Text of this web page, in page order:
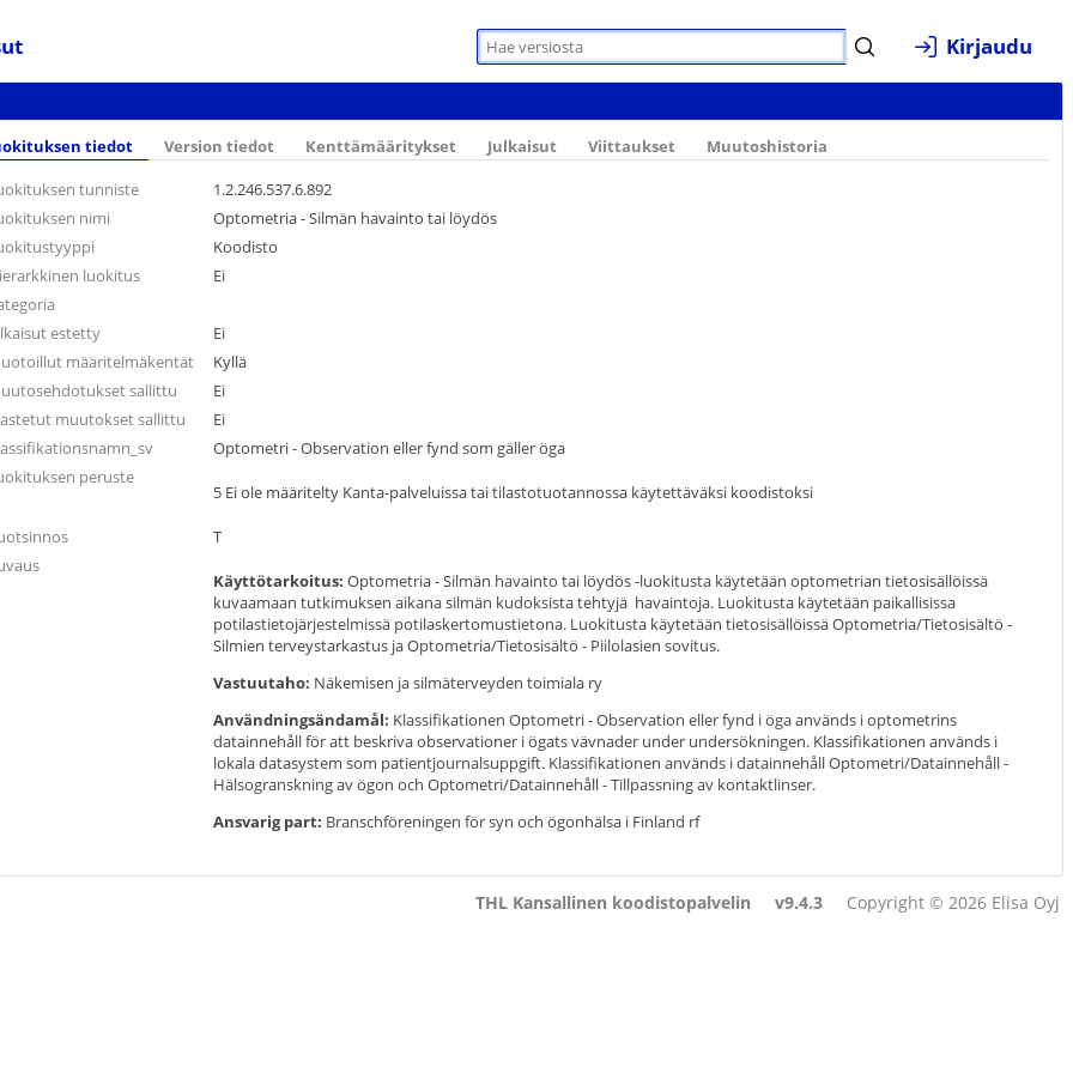
Kirjaudu
tiedot Version tiedot Kenttämääritykset Julkaisut Viittaukset Muutoshistoria
tunniste
1.2.246.537.6.892
nimi
Optometria - Silmän havainto tai löydös
Koodisto
luokitus
Ei
estetty
Ei
määritelmäkentät
Kyllä
sallittu
Ei
muutokset sallittu
Ei
Optometri - Observation eller fynd som gäller öga
peruste
5 Ei ole määritelty Kanta-palveluissa tai tilastotuotannossa käytettäväksi koodistoksi
T
Käyttötarkoitus: Optometria - Silmän havainto tai löydös -luokitusta käytetään optometrian tietosisällöissä
kuvaamaan tutkimuksen aikana silmän kudoksista tehtyjä havaintoja. Luokitusta käytetään paikallisissa
potilastietojärjestelmissä potilaskertomustietona. Luokitusta käytetään tietosisällöissä Optometria/Tietosisältö -
Silmien terveystarkastus ja Optometria/Tietosisältö - Piilolasien sovitus.
Vastuutaho: Näkemisen ja silmäterveyden toimiala ry
Användningsändamål: Klassifikationen Optometri - Observation eller fynd i öga används i optometrins
datainnehåll för att beskriva observationer i ögats vävnader under undersökningen. Klassifikationen används i
lokala datasystem som patientjournalsuppgift. Klassifikationen används i datainnehåll Optometri/Datainnehåll -
Hälsogranskning av ögon och Optometri/Datainnehåll - Tillpassning av kontaktlinser.
Ansvarig part: Branschföreningen för syn och ögonhälsa i Finland rf
THL Kansallinen koodistopalvelin v9.4.3 Copyright © 2026 Elisa Oyj